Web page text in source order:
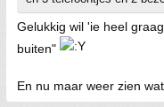
Gelukkig wil 'ie heel
buiten"
En nu maar weer zien